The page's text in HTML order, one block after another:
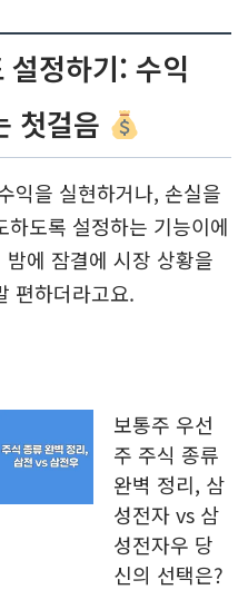
설정하기: 수익
첫걸음
익을 실현하거나, 손실을
도록 설정하는 기능이에
에 잠결에 시장 상황을
편하더라고요.
보통주 우선
주 주식 종류
완벽 정리, 삼
성전자 vs 삼
성전자우 당
신의 선택은?